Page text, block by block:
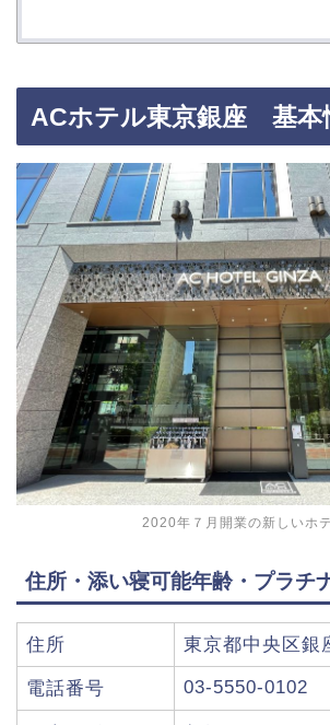
ACホテル東京銀座 基本
2020年７月開業の新しいホ
住所・添い寝可能年齢・プラチ
住所 東京都中央区銀
電話番号 03-5550-0102